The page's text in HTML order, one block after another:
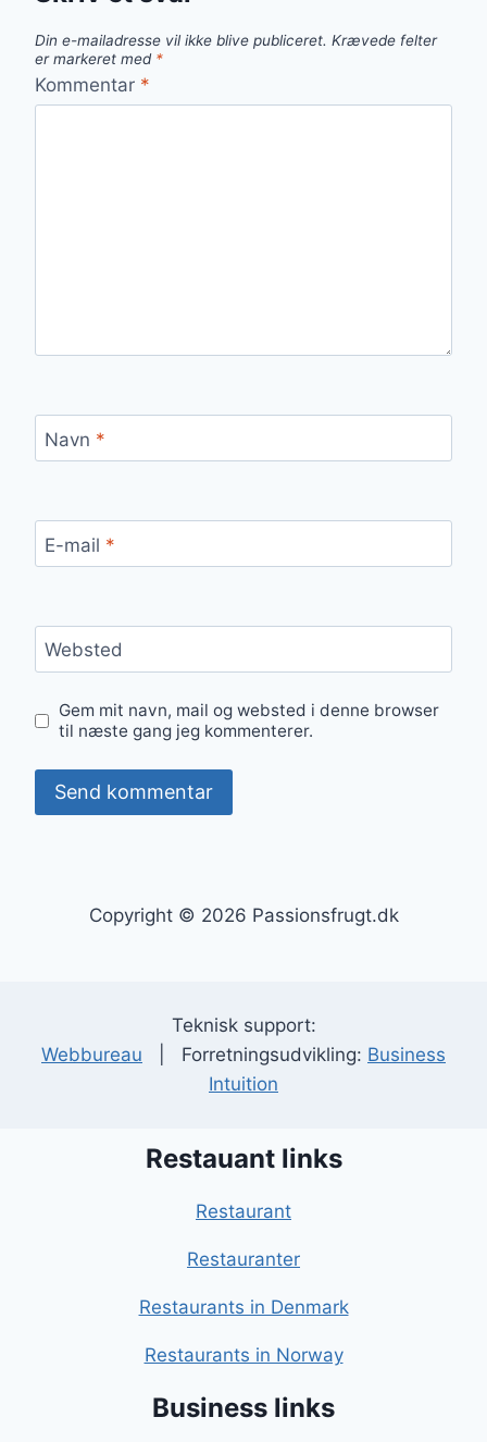
Din e-mailadresse vil ikke blive publiceret. Krævede felter
er markeret med *
Kommentar *
Navn *
E-mail *
Websted
Gem mit navn, mail og websted i denne browser
til næste gang jeg kommenterer.
Copyright © 2026 Passionsfrugt.dk
Teknisk support:
Webbureau | Forretningsudvikling: Business
Intuition
Restauant links
Restaurant
Restauranter
Restaurants in Denmark
Restaurants in Norway
Business links